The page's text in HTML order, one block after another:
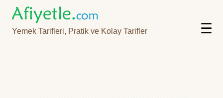
Yemek Tarifleri, Pratik ve Kolay Tarifler ☰